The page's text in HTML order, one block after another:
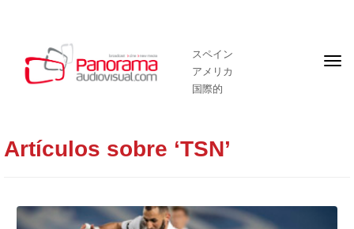
スペイン
アメリカ
国際的
フ
Artículos sobre ‘TSN’